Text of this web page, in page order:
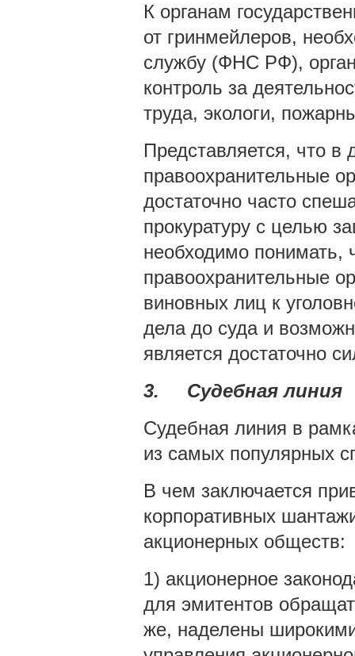
К органам
от гринмейлеров,
службу (ФНС РФ),
контроль за
труда, экологи,
Представляется, что
правоохранительные
достаточно часто
прокуратуру с целью
необходимо понимать,
правоохранительные
виновных лиц к
дела до суда и
является достаточно
3. Судебная линия
Судебная линия в
из самых популярных
В чем заключается
корпоративных
акционерных обществ:
1) акционерное
для эмитентов
же, наделены